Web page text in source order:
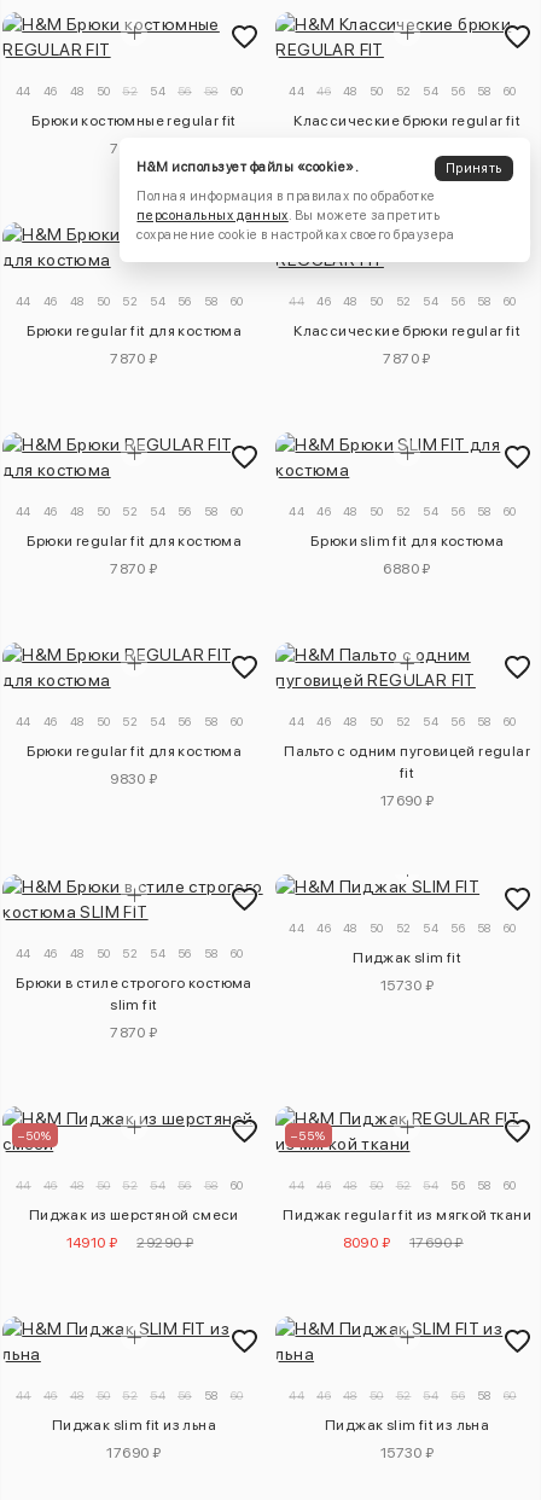
44 46 48 50 52 54 56 58 60
Брюки костюмные regular fit
7870 ₽
44 46 48 50 52 54 56 58 60
Классические брюки regular fit
44 46 48 50 52 54 56 58 60
Брюки regular fit для костюма
7870 ₽
44 46 48 50 52 54 56 58 60
Классические брюки regular fit
7870 ₽
44 46 48 50 52 54 56 58 60
Брюки regular fit для костюма
7870 ₽
44 46 48 50 52 54 56 58 60
Брюки slim fit для костюма
6880 ₽
44 46 48 50 52 54 56 58 60
Брюки regular fit для костюма
9830 ₽
44 46 48 50 52 54 56 58 60
Пальто с одним пуговицей regular
fit
17690 ₽
44 46 48 50 52 54 56 58 60
Брюки в стиле строгого костюма
slim fit
7870 ₽
44 46 48 50 52 54 56 58 60
Пиджак slim fit
15730 ₽
–50%
44 46 48 50 52 54 56 58 60
Пиджак из шерстяной смеси
14910 ₽
29290 ₽
–55%
44 46 48 50 52 54 56 58 60
Пиджак regular fit из мягкой ткани
8090 ₽
17690 ₽
44 46 48 50 52 54 56 58 60
Пиджак slim fit из льна
17690 ₽
44 46 48 50 52 54 56 58 60
Пиджак slim fit из льна
15730 ₽
H&M использует файлы «cookie».
Принять
Полная информация в правилах по обработке
персональных данных. Вы можете запретить
сохранение cookie в настройках своего браузера